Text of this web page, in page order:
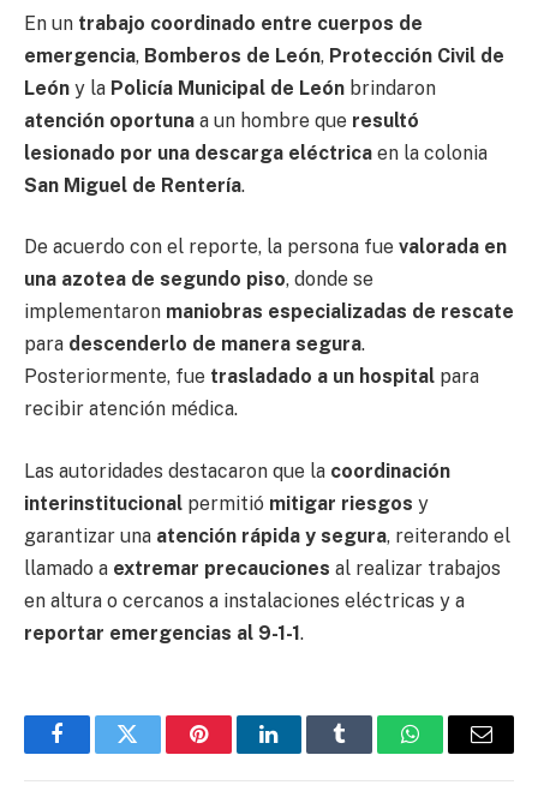
En un trabajo coordinado entre cuerpos de
emergencia, Bomberos de León, Protección Civil de
León y la Policía Municipal de León brindaron
atención oportuna a un hombre que resultó
lesionado por una descarga eléctrica en la colonia
San Miguel de Rentería.
De acuerdo con el reporte, la persona fue valorada en
una azotea de segundo piso, donde se
implementaron maniobras especializadas de rescate
para descenderlo de manera segura.
Posteriormente, fue trasladado a un hospital para
recibir atención médica.
Las autoridades destacaron que la coordinación
interinstitucional permitió mitigar riesgos y
garantizar una atención rápida y segura, reiterando el
llamado a extremar precauciones al realizar trabajos
en altura o cercanos a instalaciones eléctricas y a
reportar emergencias al 9-1-1.
FacebookTwitter PinterestLinkedInTumblr WhatsAppEmail